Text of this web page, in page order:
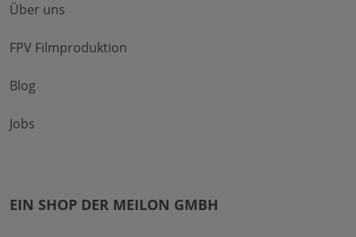
Über uns
FPV Filmproduktion
Blog
Jobs
EIN SHOP DER MEILON GMBH